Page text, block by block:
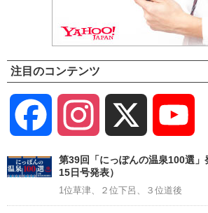
注目のコンテンツ
Facebook Instagram
第39回「にっぽんの温泉100選」
15日号発表）
1位草津、２位下呂、３位道後